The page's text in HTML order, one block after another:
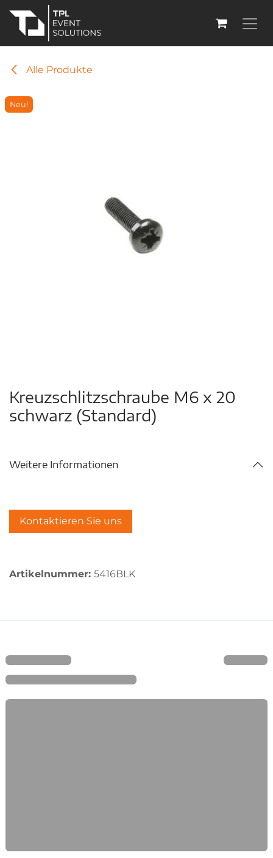
Zum Inhalt springen
Alle Produkte
Neu!
Kreuzschlitzschraube M6 x 20
schwarz (Standard)
Weitere Informationen
Kontaktieren Sie uns
Artikelnummer: 5416BLK